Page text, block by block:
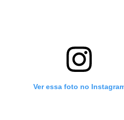
Ver essa foto no